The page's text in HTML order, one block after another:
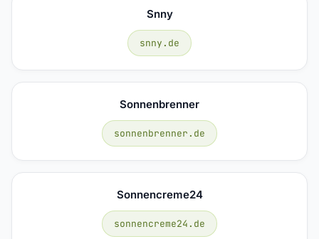
Snny
snny.de
Sonnenbrenner
sonnenbrenner.de
Sonnencreme24
sonnencreme24.de